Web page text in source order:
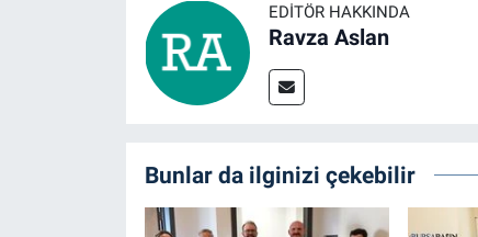
EDITÖR HAKKINDA
Ravza Aslan
Bunlar da ilginizi çekebilir